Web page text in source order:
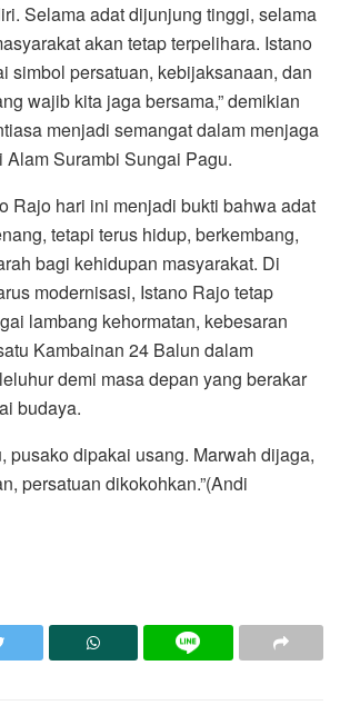
Selama adat dijunjung tinggi, selama
akan tetap terpelihara. Istano
simbol persatuan, kebijaksanaan, dan
wajib kita jaga bersama,” demikian
menjadi semangat dalam menjaga
Alam Surambi Sungai Pagu.
Rajo hari ini menjadi bukti bahwa adat
tetapi terus hidup, berkembang,
bagi kehidupan masyarakat. Di
modernisasi, Istano Rajo tetap
lambang kehormatan, kebesaran
Kambainan 24 Balun dalam
demi masa depan yang berakar
budaya.
pusako dipakai usang. Marwah dijaga,
persatuan dikokohkan.”(Andi